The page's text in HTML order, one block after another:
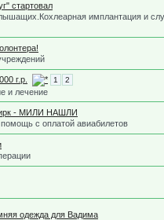
стартовал
имплантация и
г.р. 1 2
и лечение
- МИЛИ НАШЛИ
с оплатой авиабилетов
одежда для Вадима